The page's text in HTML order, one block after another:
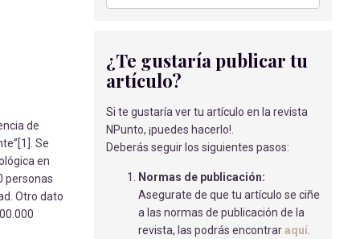
de
Se
en
personas
Otro dato
DESARROLLO MOTOR Y DISFEMIA EN
ABORTOS DE REPETICIÓN:
TERAPÉUTICO
Aparicio Paramio, A- 30/06/2026
MOTILIDAD INTESTINAL POS-CESÁREA
MEDIANTE CHICLE
López Campanario, F- 15/05/2018
¿Te gustaría publicar tu
artículo?
Si te gustaría ver tu artículo en la revista
NPunto, ¡puedes hacerlo!.
Deberás seguir los siguientes pasos:
Normas de publicación:
Asegurate de que tu artículo se ciñe
a las normas de publicación de la
revista, las podrás encontraraquí